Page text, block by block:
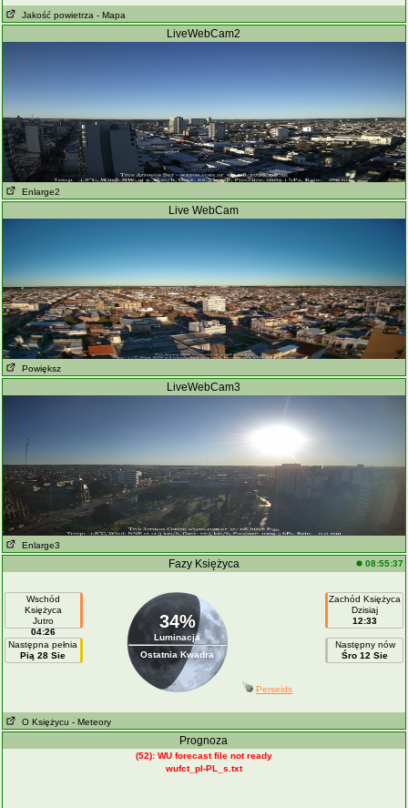
Jakość powietrza - Mapa
LiveWebCam2
Enlarge2
Live WebCam
Powiększ
LiveWebCam3
Enlarge3
Fazy Księżyca 08:55:37
Wschód
Księżyca
Jutro
04:26
Następna pełnia
Pią 28 Sie
34%
Luminacja
Ostatnia Kwadra
Zachód Księżyca
Dzisiaj
12:33
Następny nów
Śro 12 Sie
Perseids
O Księżycu - Meteory
Prognoza
(52): WU forecast file not ready
wufct_pl-PL_s.txt